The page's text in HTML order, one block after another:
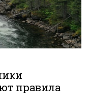
правила